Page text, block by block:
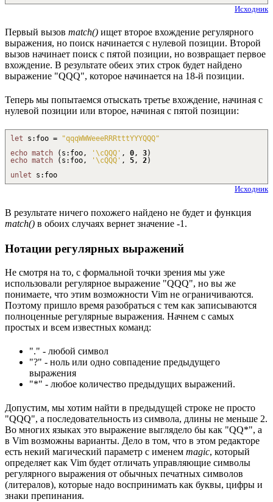
Исходник
Первый вызов match() ищет второе вхождение регулярного
выражения, но поиск начинается с нулевой позиции. Второй
вызов начинает поиск с пятой позиции, но возвращает первое
вхождение. В результате обеих этих строк будет найдено
выражение "QQQ", которое начинается на 18-й позиции.
Теперь мы попытаемся отыскать третье вхождение, начиная с
нулевой позиции или второе, начиная с пятой позиции:
let s : foo =
"qqqWWWeeeRRRtttYYYQQQ"
echo match ( s : foo, ' \cQQQ' , 0, 3)
echo match ( s : foo, ' \cQQQ' , 5, 2)
unlet s : foo
Исходник
В результате ничего похожего найдено не будет и функция
match() в обоих случаях вернет значение -1.
Нотации регулярных выражений
Не смотря на то, с формальной точки зрения мы уже
использовали регулярное выражение "QQQ", но вы же
понимаете, что этим возможности Vim не ограничиваются.
Поэтому пришло время разобраться с тем как записываются
полноценные регулярные выражения. Начнем с самых
простых и всем известных команд:
"." - любой символ
"?" - ноль или одно совпадение предыдущего
выражения
"*" - любое количество предыдущих выражений.
Допустим, мы хотим найти в предыдущей строке не просто
"QQQ", а последовательность из символа, длины не меньше 2.
Во многих языках это выражение выглядело бы как "QQ*", а
в Vim возможны варианты. Дело в том, что в этом редакторе
есть некий магический параметр с именем magic, который
определяет как Vim будет отличать управляющие символы
регулярного выражения от обычных печатных символов
(литералов), которые надо воспринимать как буквы, цифры и
знаки препинания.